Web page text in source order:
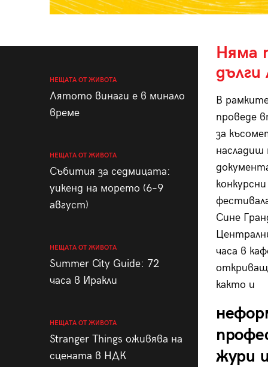
НЕЩАТА ОТ ЖИВОТА
Лятото винаги е в минало
време
НЕЩАТА ОТ ЖИВОТА
Събития за седмицата:
уикенд на морето (6–9
август)
НЕЩАТА ОТ ЖИВОТА
Summer City Guide: 72
часа в Иракли
НЕЩАТА ОТ ЖИВОТА
Stranger Things оживява на
сцената в НДК
Няма
дълги
В
проведе
за
насладиш
Сине
часа в
както и
жури